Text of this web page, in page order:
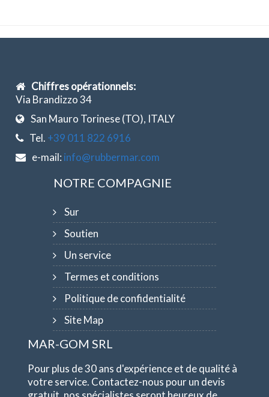
Chiffres opérationnels:
Via Brandizzo 34
San Mauro Torinese (TO), ITALY
Tel. +39 011 822 6916
e-mail: info@rubbermar.com
NOTRE COMPAGNIE
Sur
Soutien
Un service
Termes et conditions
Politique de confidentialité
Site Map
MAR-GOM SRL
Pour plus de 30 ans d'expérience et de qualité à
votre service. Contactez-nous pour un devis